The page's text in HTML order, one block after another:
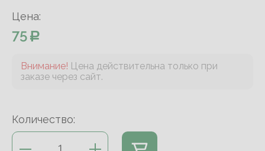
Цена:
75
Внимание! Цена действительна только при
заказе через сайт.
Количество: